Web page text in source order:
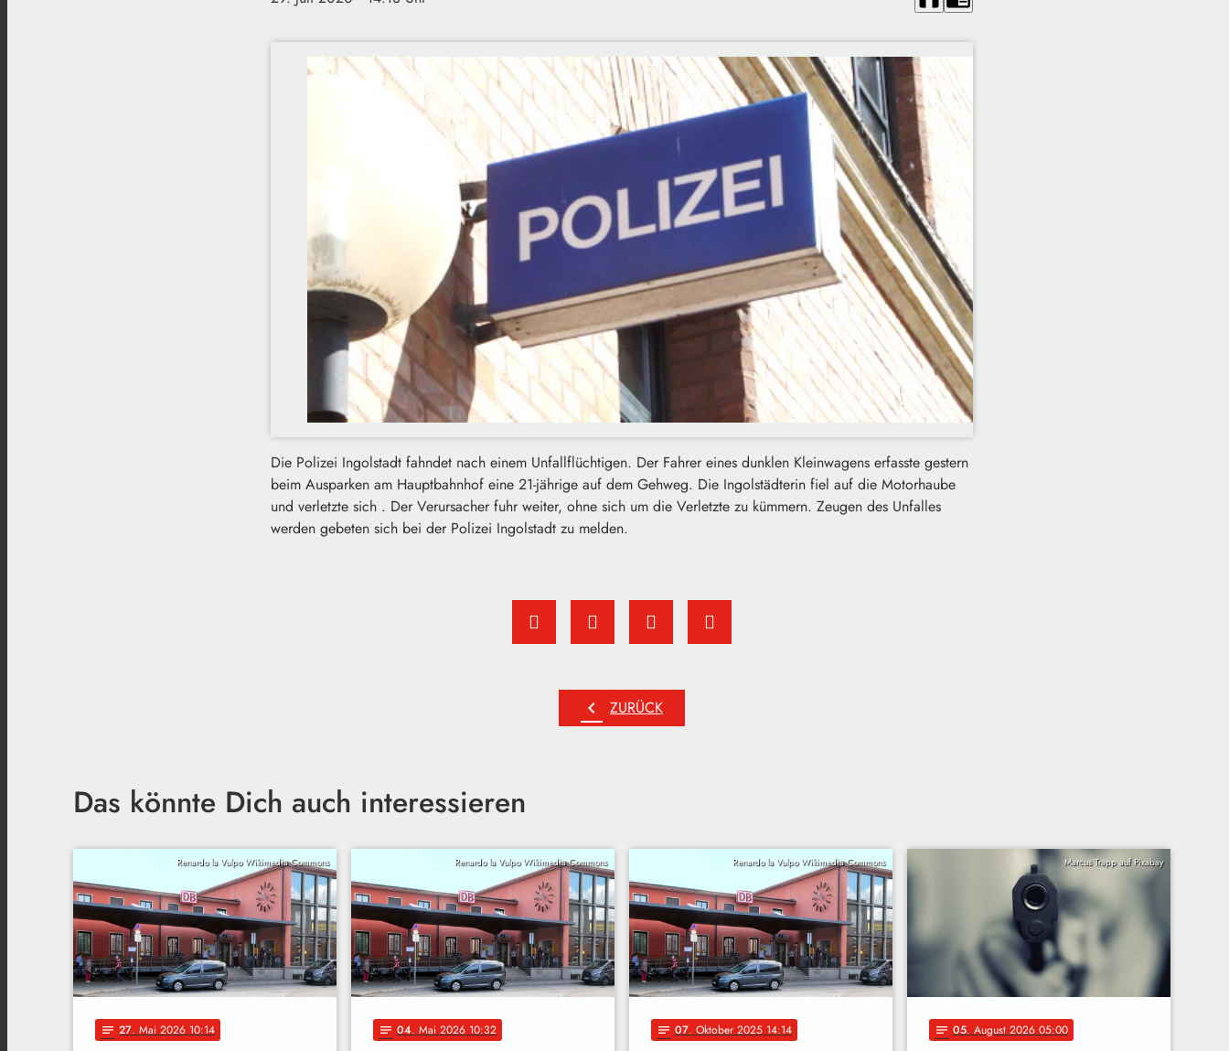
Die Polizei Ingolstadt fahndet nach einem Unfallflüchtigen. Der Fahrer eines dunklen Kleinwagens erfasste gestern
beim Ausparken am Hauptbahnhof eine 21-jährige auf dem Gehweg. Die Ingolstädterin fiel auf die Motorhaube
und verletzte sich . Der Verursacher fuhr weiter, ohne sich um die Verletzte zu kümmern. Zeugen des Unfalles
werden gebeten sich bei der Polizei Ingolstadt zu melden.
chevron_left ZURÜCK
Das könnte Dich auch interessieren
Renardo la Vulpo Wikimedia Commons
notes 27. Mai 2026 10:14
Renardo la Vulpo Wikimedia Commons
notes 04. Mai 2026 10:32
Renardo la Vulpo Wikimedia Commons
notes 07. Oktober 2025 14:14
Marcus Trapp auf Pixabay
notes 05. August 2026 05:00